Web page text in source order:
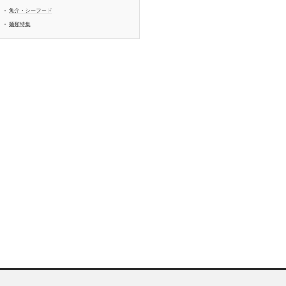
魚介・シーフード
麺類特集